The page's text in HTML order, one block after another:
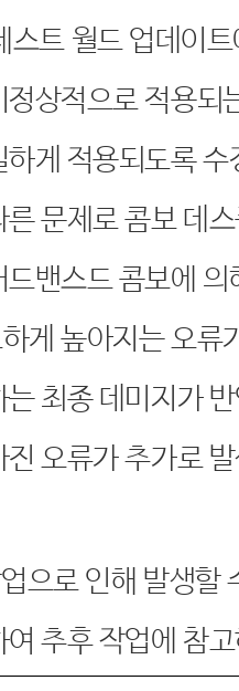
스트 월드 업데이
상적으로 적용되
하게 적용되도록
문제로 콤보 데
드밴스드 콤보에
게 높아지는 오류
최종 데미지가
오류가 추가로
으로 인해 발생할
추후 작업에 참